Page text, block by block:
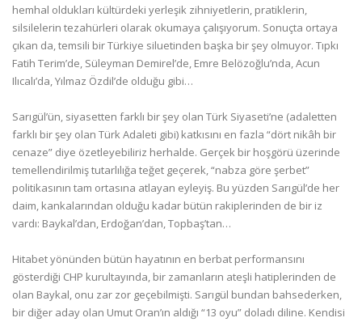
hemhal oldukları kültürdeki yerleşik zihniyetlerin, pratiklerin,
silsilelerin tezahürleri olarak okumaya çalışıyorum. Sonuçta ortaya
çıkan da, temsili bir Türkiye siluetinden başka bir şey olmuyor. Tıpkı
Fatih Terim’de, Süleyman Demirel’de, Emre Belözoğlu’nda, Acun
Ilıcalı’da, Yılmaz Özdil’de olduğu gibi…
Sarıgül’ün, siyasetten farklı bir şey olan Türk Siyaseti’ne (adaletten
farklı bir şey olan Türk Adaleti gibi) katkısını en fazla “dört nikâh bir
cenaze” diye özetleyebiliriz herhalde. Gerçek bir hoşgörü üzerinde
temellendirilmiş tutarlılığa teğet geçerek, “nabza göre şerbet”
politikasının tam ortasına atlayan eyleyiş. Bu yüzden Sarıgül’de her
daim, kankalarından olduğu kadar bütün rakiplerinden de bir iz
vardı: Baykal’dan, Erdoğan’dan, Topbaş’tan…
Hitabet yönünden bütün hayatının en berbat performansını
gösterdiği CHP kurultayında, bir zamanların ateşli hatiplerinden de
olan Baykal, onu zar zor geçebilmişti. Sarıgül bundan bahsederken,
bir diğer aday olan Umut Oran’ın aldığı “13 oyu” doladı diline. Kendisi